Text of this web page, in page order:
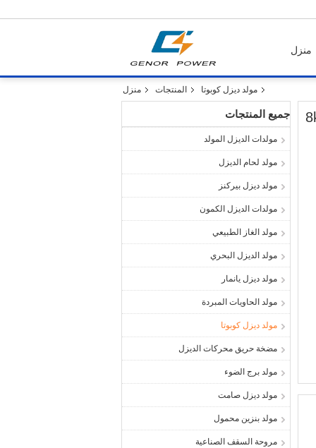
منزل
منزل المنتجات مولد ديزل كوبوتا
جميع المنتجات
مولدات الديزل المولد
مولد لحام الديزل
مولد ديزل بيركنز
مولدات الديزل الكمون
مولد الغاز الطبيعي
مولد الديزل البحري
مولد ديزل يانمار
مولد الحاويات المبردة
مولد ديزل كوبوتا
مضخة حريق محركات الديزل
مولد برج الضوء
مولد ديزل صامت
مولد بنزين محمول
مروحة السقف الصناعية